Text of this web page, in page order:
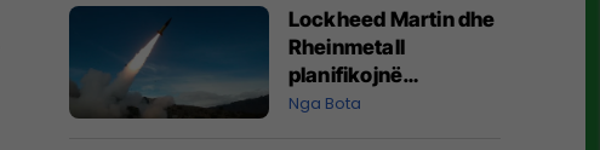
Lockheed Martin dhe
Rheinmetall
planifikojnë
prodhimin e parë të
Nga Bota